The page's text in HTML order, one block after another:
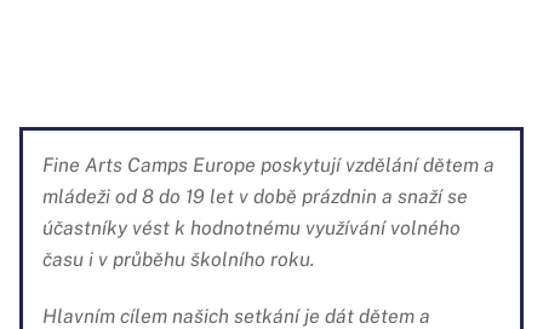
Fine Arts Camps Europe poskytují vzdělání dětem a
mládeži od 8 do 19 let v době prázdnin a snaží se
účastníky vést k hodnotnému využívání volného
času i v průběhu školního roku.
Hlavním cílem našich setkání je dát dětem a